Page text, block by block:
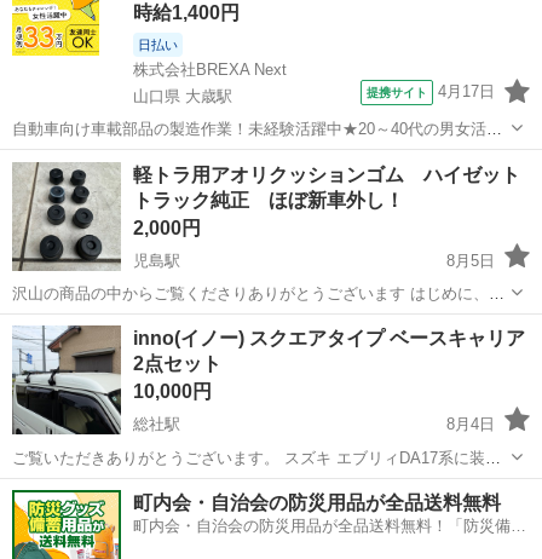
時給1,400円
日払い
株式会社BREXA Next
山口県 大歳駅
提携サイト 4月17日
自動車向け車載部品の製造作業！未経験活躍中★20～40代の男女活躍
中！友達同士での応募OK！備品付きワンルーム寮費無料！赴任旅費会
社負担！生活支援物資事前対応可◎格安食堂利用可！年間休日135日
♪《山口県山口市》 人気の工...
山口 山口市 大歳駅 その他
軽トラ用アオリクッションゴム ハイゼット
トラック純正 ほぼ新車外し！
2,000円
児島駅
8月5日
沢山の商品の中からご覧くださりありがとうございます はじめに、プ
ロフィールを全く読まずに定型文を送ってこられる方がとても多いで
す💦 ちゃんと読んでいただいた上でお問い合わせください。 読んでな
い方であろうと思われる方は問い...
岡山 倉敷市 児島駅 外装、車外用品 トラック
inno(イノー) スクエアタイプ ベースキャリア
2点セット
10,000円
総社駅
8月4日
ご覧いただきありがとうございます。 スズキ エブリィDA17系に装着
しておりました。 多少の使用感などはございますが、目立った傷など
はございません。 お急ぎの方は取りに来られても結構ですし、お急ぎ
でなければ日にちなど...
岡山 総社市 総社駅 外装、車外用品
町内会・自治会の防災用品が全品送料無料
町内会・自治会の防災用品が全品送料無料！「防災備蓄